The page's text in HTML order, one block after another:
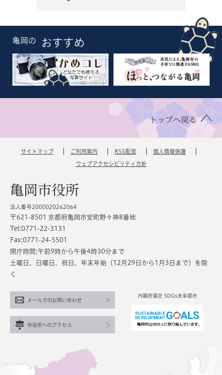
亀岡の おすすめ
トップへ戻る
サイトマップ ご利用案内 RSS配信 個人情報保護
ウェブアクセシビリティ方針
亀岡市役所
法人番号2000020262064
〒621-8501 京都府亀岡市安町野々神8番地
Tel:0771-22-3131
Fax:0771-24-5501
開庁時間:午前9時から午後4時30分まで
土曜日、日曜日、祝日、年末年始（12月29日から1月3日まで）を除
く
内閣府選定 SDGs未来都市
メールでのお問い合わせ
市役所へのアクセス